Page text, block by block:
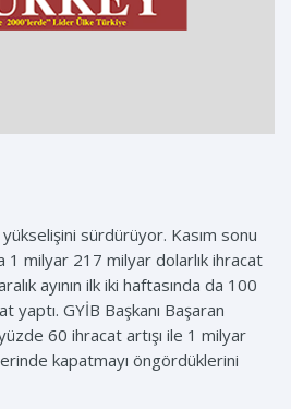
yükselişini sürdürüyor. Kasım sonu
1 milyar 217 milyar dolarlık ihracat
ayının ilk iki haftasında da 100
yaptı. GYİB Başkanı Başaran
60 ihracat artışı ile 1 milyar
kapatmayı öngördüklerini